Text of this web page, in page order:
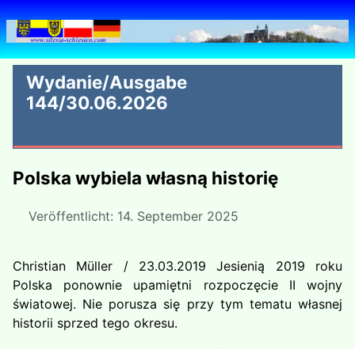
Wydanie/Ausgabe
144/30.06.2026
Polska wybiela własną historię
Veröffentlicht: 14. September 2025
Christian Müller / 23.03.2019 Jesienią 2019 roku
Polska ponownie upamiętni rozpoczęcie II wojny
światowej. Nie porusza się przy tym tematu własnej
historii sprzed tego okresu.